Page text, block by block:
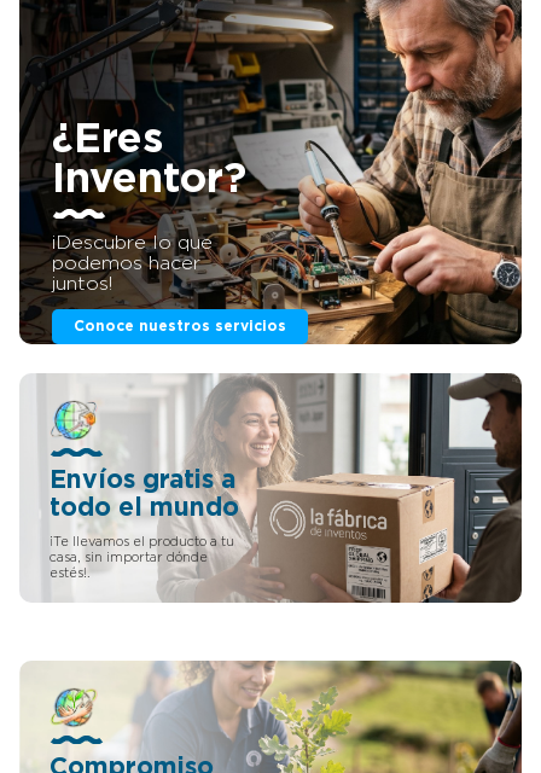
¿Eres
Inventor?
¡Descubre lo que
podemos hacer
juntos!
Conoce nuestros servicios
Envíos gratis a
todo el mundo
¡Te llevamos el producto a tu
casa, sin importar dónde
estés!.
Compromiso